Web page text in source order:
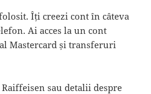
Îți creezi cont în câteva
Ai acces la un cont
Mastercard și transferuri
sau detalii despre